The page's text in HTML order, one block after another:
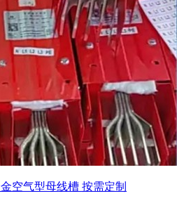
空气型母线槽 按需定制